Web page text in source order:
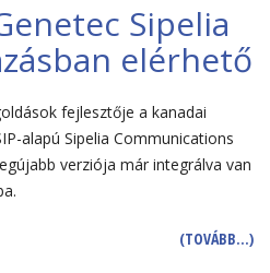
Sipelia
elérhető
fejlesztője a kanadai
alapú Sipelia Communications
verziója már integrálva van
(TOVÁBB…)